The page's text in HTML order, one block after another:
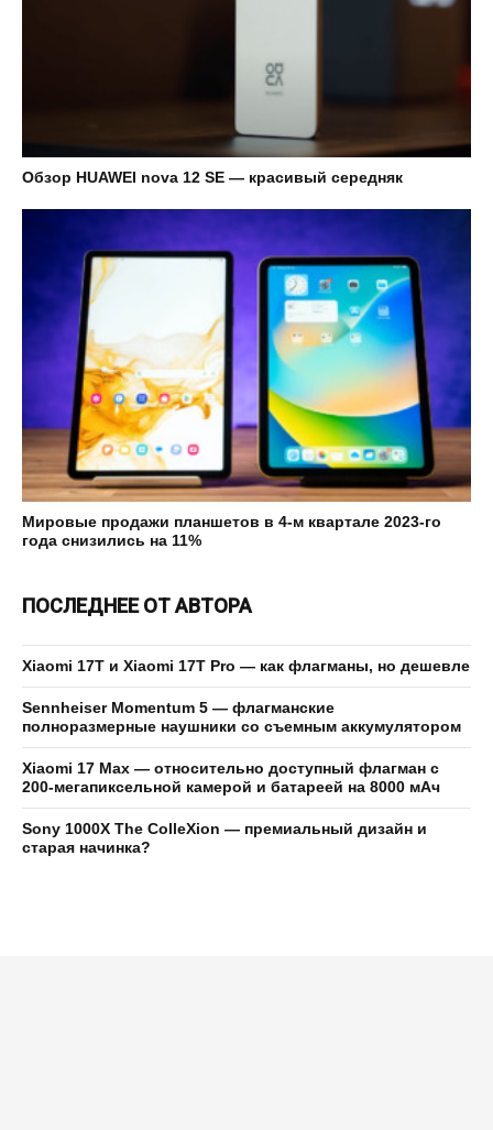
Обзор HUAWEI nova 12 SE — красивый середняк
Мировые продажи планшетов в 4-м квартале 2023-го
года снизились на 11%
ПОСЛЕДНЕЕ ОТ АВТОРА
Xiaomi 17T и Xiaomi 17T Pro — как флагманы, но дешевле
Sennheiser Momentum 5 — флагманские
полноразмерные наушники со съемным аккумулятором
Xiaomi 17 Max — относительно доступный флагман с
200-мегапиксельной камерой и батареей на 8000 мАч
Sony 1000X The ColleXion — премиальный дизайн и
старая начинка?